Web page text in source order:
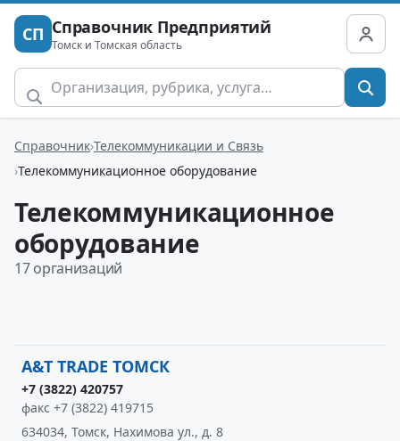
СП Справочник Предприятий
Томск и Томская область
Справочник Телекоммуникации и Связь
Телекоммуникационное оборудование
Телекоммуникационное
оборудование
17 организаций
A&T TRADE ТОМСК
+7 (3822) 420757
факс +7 (3822) 419715
634034, Томск, Нахимова ул., д. 8